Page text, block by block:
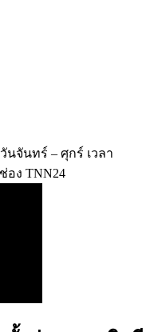
นจันทร์ – ศุกร์ เวลา
อง TNN24